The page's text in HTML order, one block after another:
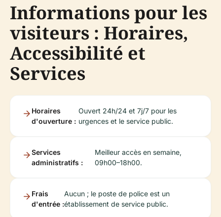
Informations pour les
visiteurs : Horaires,
Accessibilité et
Services
Horaires
d'ouverture :
Ouvert 24h/24 et 7j/7 pour les
urgences et le service public.
Services
administratifs :
Meilleur accès en semaine,
09h00–18h00.
Frais
d'entrée :
Aucun ; le poste de police est un
établissement de service public.